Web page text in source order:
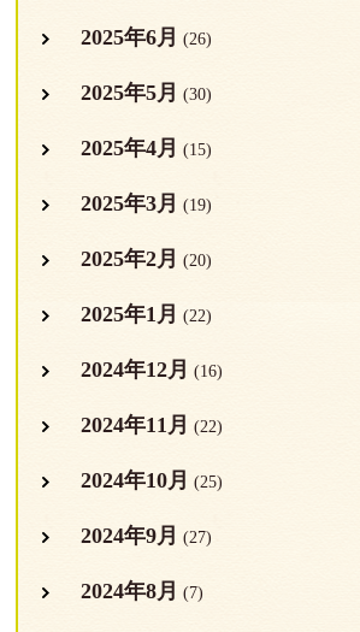
2025年6月 (26)
2025年5月 (30)
2025年4月 (15)
2025年3月 (19)
2025年2月 (20)
2025年1月 (22)
2024年12月 (16)
2024年11月 (22)
2024年10月 (25)
2024年9月 (27)
2024年8月 (7)